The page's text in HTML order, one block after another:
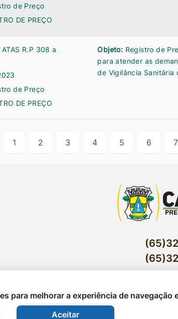
de Preço
DE PREÇO
R.P 308 a
de Preço
DE PREÇO
Objeto: Registro de
para atender as
de Vigilância Sanitária
1 2 3 4 5 6 7
para melhorar a experiência de
Aceitar